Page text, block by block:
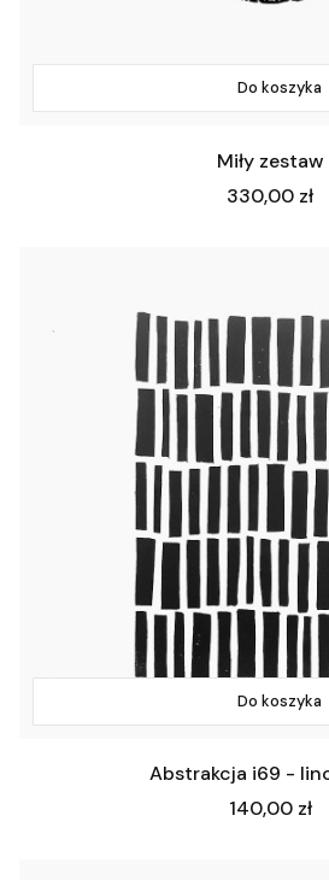
Do koszyka
Miły zestaw
Cena
330,00 zł
Do koszyka
Abstrakcja i69 -
Cena
140,00 zł